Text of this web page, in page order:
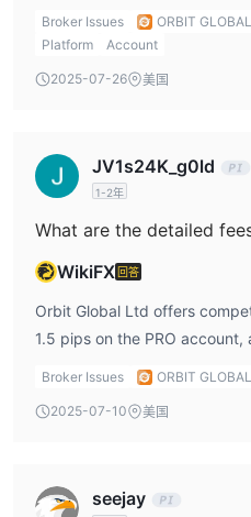
to get familiar with their
strategies before committing
Broker Issues ORBIT GLOBAL
Platform
Account
2025-07-26 美国
JV1s24K_g0ld
1-2年
WikiFX 回答
Orbit Global Ltd offers
1.5 pips on the PRO
by account type. The ECN
$12 per side. The VIP
Broker Issues ORBIT GLOBAL
2025-07-10 美国
seejay